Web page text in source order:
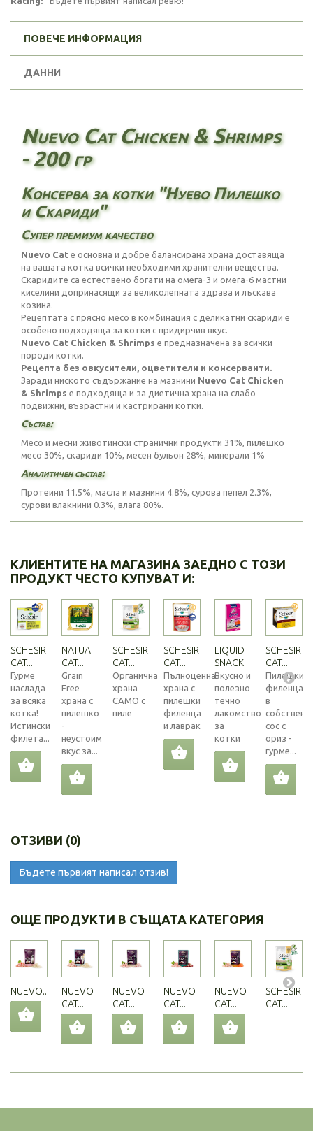
ПОВЕЧЕ ИНФОРМАЦИЯ
ДАННИ
Nuevo Cat Chicken & Shrimps
- 200 гр
Консерва за котки "Нуево Пилешко
и Скариди"
Супер премиум качество
Nuevo Cat е основна и добре балансирана храна доставяща
на вашата котка всички необходими хранителни вещества.
Скаридите са естествено богати на омега-3 и омега-6 мастни
киселини допринасящи за великолепната здрава и лъскава
козина.
Рецептата с прясно месо в комбинация с деликатни скариди е
особено подходяща за котки с придирчив вкус.
Nuevo Cat Chicken & Shrimps е предназначена за всички
породи котки.
Рецепта без овкусители, оцветители и консерванти.
Заради ниското съдържание на мазнини Nuevo Cat Chicken
& Shrimps е подходяща и за диетична храна на слабо
подвижни, възрастни и кастрирани котки.
Състав:
Месо и месни животински странични продукти 31%, пилешко
месо 30%, скариди 10%, месен бульон 28%, минерали 1%
Аналитичен състав:
Протеини 11.5%, масла и мазнини 4.8%, сурова пепел 2.3%,
сурови влакнини 0.3%, влага 80%.
КЛИЕНТИТЕ НА МАГАЗИНА ЗАЕДНО С ТОЗИ
ПРОДУКТ ЧЕСТО КУПУВАТ И:
SCHESIR
CAT...
Гурме
наслада
за всяка
котка!
Истински
филета...
NATUA
CAT...
Grain
Free
храна с
пилешко
-
неустоим
вкус за...
SCHESIR
CAT...
Органична
храна
САМО с
пиле
SCHESIR
CAT...
Пълноценна
храна с
пилешки
филенца
и лаврак
LIQUID
SNACK...
Вкусно и
полезно
течно
лакомство
за
котки
SCHESIR
CAT...
Пилешки
филенца
в
собствен
сос с
ориз -
гурме...
ОТЗИВИ (0)
Бъдете първият написал отзив!
ОЩЕ ПРОДУКТИ В СЪЩАТА КАТЕГОРИЯ
NUEVO...
NUEVO
CAT...
NUEVO
CAT...
NUEVO
CAT...
NUEVO
CAT...
SCHESIR
CAT...